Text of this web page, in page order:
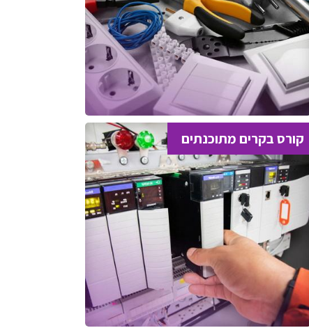
קורס בקרים מתוכנתים